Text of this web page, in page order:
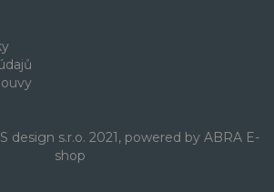
design s.r.o. 2021, powered by ABRA E-
shop